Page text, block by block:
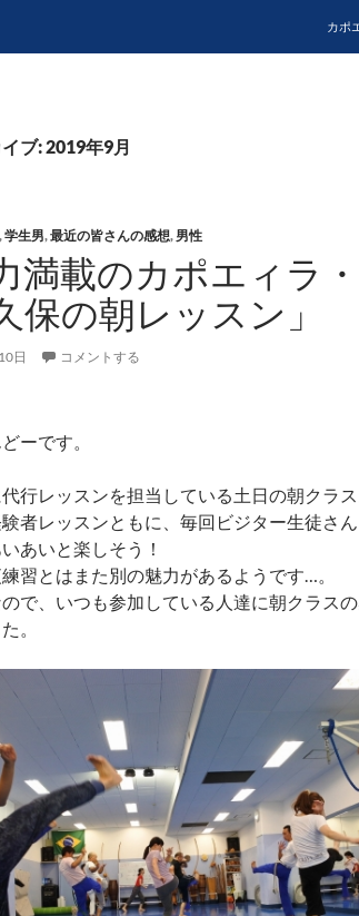
カポ
ブ: 2019年9月
,学生男,最近の皆さんの感想, 男性
満載のカポエィラ
保の朝レッスン」
日 コメントする
ーです。
行レッスンを担当している土日の朝クラス
者レッスンともに、毎回ビジター生徒さ
あいと楽しそう！
習とはまた別の魅力があるようです…。
で、いつも参加している人達に朝クラス
。